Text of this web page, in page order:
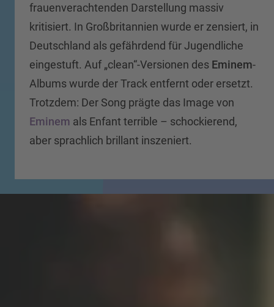
frauenverachtenden Darstellung massiv
kritisiert. In Großbritannien wurde er zensiert, in
Deutschland als gefährdend für Jugendliche
eingestuft. Auf „clean“-Versionen des Eminem-
Albums wurde der Track entfernt oder ersetzt.
Trotzdem: Der Song prägte das Image von
Eminem als Enfant terrible – schockierend,
aber sprachlich brillant inszeniert.